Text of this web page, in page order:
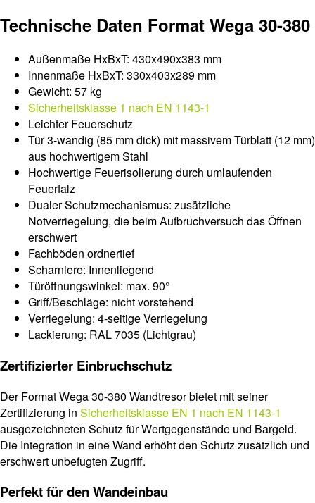
Technische Daten Format Wega 30-380
Außenmaße HxBxT: 430x490x383 mm
Innenmaße HxBxT: 330x403x289 mm
Gewicht: 57 kg
Sicherheitsklasse 1 nach EN 1143-1
Leichter Feuerschutz
Tür 3-wandig (85 mm dick) mit massivem Türblatt (12 mm)
aus hochwertigem Stahl
Hochwertige Feuerisolierung durch umlaufenden
Feuerfalz
Dualer Schutzmechanismus: zusätzliche
Notverriegelung, die beim Aufbruchversuch das Öffnen
erschwert
Fachböden ordnertief
Scharniere: Innenliegend
Türöffnungswinkel: max. 90°
Griff/Beschläge: nicht vorstehend
Verriegelung: 4-seitige Verriegelung
Lackierung: RAL 7035 (Lichtgrau)
Zertifizierter Einbruchschutz
Der Format Wega 30-380 Wandtresor bietet mit seiner
Zertifizierung in Sicherheitsklasse EN 1 nach EN 1143-1
ausgezeichneten Schutz für Wertgegenstände und Bargeld.
Die Integration in eine Wand erhöht den Schutz zusätzlich und
erschwert unbefugten Zugriff.
Perfekt für den Wandeinbau